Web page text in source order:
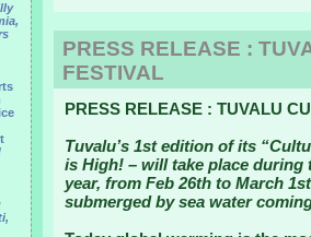
PRESS RELEASE :
FESTIVAL
PRESS RELEASE : TUVALU
Tuvalu’s 1st edition of its
is High! – will take place
year, from Feb 26th to March
submerged by sea water